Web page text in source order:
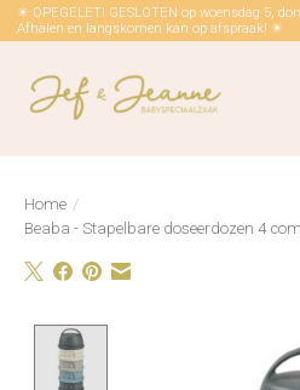
☀ OPEGELET! GESLOTEN op woensdag 5,
Afhalen en langskomen kan op afspraak! ☀
Home /
Beaba - Stapelbare doseerdozen 4